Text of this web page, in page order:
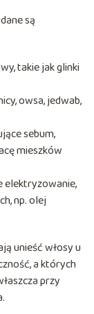
są
takie jak glinki
owsa, jedwab,
sebum,
mieszków
elektryzowanie,
np. olej
unieść włosy u
a których
przy